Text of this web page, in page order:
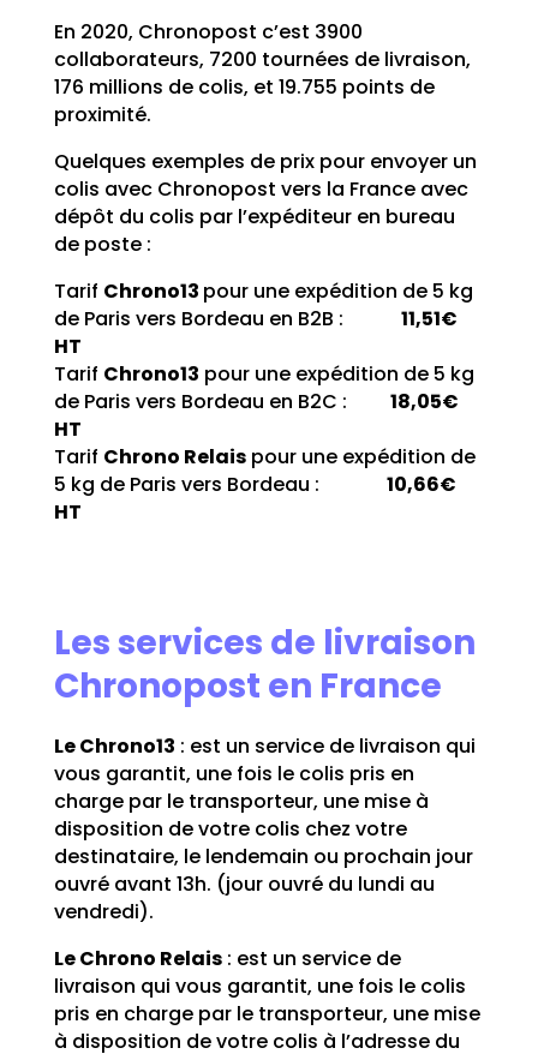
En 2020, Chronopost c’est 3900
collaborateurs, 7200 tournées de livraison,
176 millions de colis, et 19.755 points de
proximité.
Quelques exemples de prix pour envoyer un
colis avec Chronopost vers la France avec
dépôt du colis par l’expéditeur en bureau
de poste :
Tarif Chrono13 pour une expédition de 5 kg
de Paris vers Bordeau en B2B : 11,51€
HT
Tarif Chrono13 pour une expédition de 5 kg
de Paris vers Bordeau en B2C : 18,05€
HT
Tarif Chrono Relaispour une expédition de
5 kg de Paris vers Bordeau : 10,66€
HT
Les services de livraison
Chronopost en France
Le Chrono13 : est un service de livraison qui
vous garantit, une fois le colis pris en
charge par le transporteur, une mise à
disposition de votre colis chez votre
destinataire, le lendemain ou prochain jour
ouvré avant 13h. (jour ouvré du lundi au
vendredi).
Le Chrono Relais: est un service de
livraison qui vous garantit, une fois le colis
pris en charge par le transporteur, une mise
à disposition de votre colis à l’adresse du